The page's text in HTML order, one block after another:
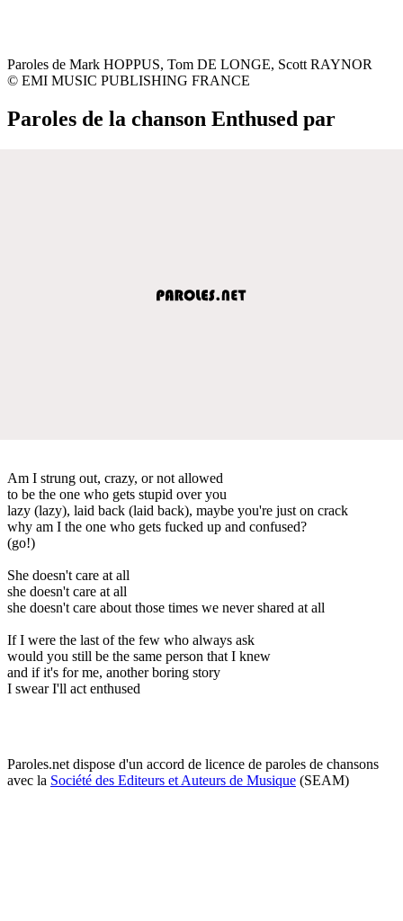
Paroles de Mark HOPPUS, Tom DE LONGE, Scott RAYNOR
© EMI MUSIC PUBLISHING FRANCE
Paroles de la chanson Enthused par
Am I strung out, crazy, or not allowed
to be the one who gets stupid over you
lazy (lazy), laid back (laid back), maybe you're just on crack
why am I the one who gets fucked up and confused?
(go!)
She doesn't care at all
she doesn't care at all
she doesn't care about those times we never shared at all
If I were the last of the few who always ask
would you still be the same person that I knew
and if it's for me, another boring story
I swear I'll act enthused
Paroles.net dispose d'un accord de licence de paroles de chansons
avec la Société des Editeurs et Auteurs de Musique (SEAM)